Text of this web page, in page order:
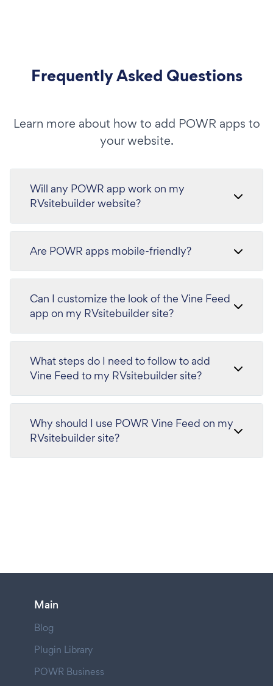
Frequently Asked Questions
Learn more about how to add POWR apps to
your website.
Will any POWR app work on my
RVsitebuilder website?
Are POWR apps mobile-friendly?
Can I customize the look of the Vine Feed
app on my RVsitebuilder site?
What steps do I need to follow to add
Vine Feed to my RVsitebuilder site?
Why should I use POWR Vine Feed on my
RVsitebuilder site?
Main
Blog
Plugin Library
POWR Business